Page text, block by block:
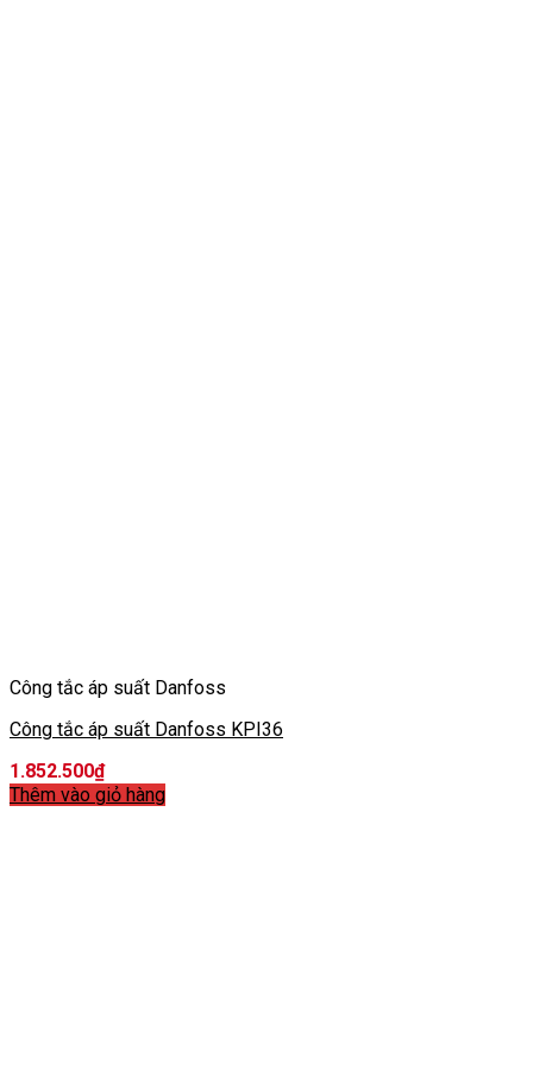
Công tắc áp suất Danfoss
Công tắc áp suất Danfoss KPI36
1.852.500₫
Thêm vào giỏ hàng